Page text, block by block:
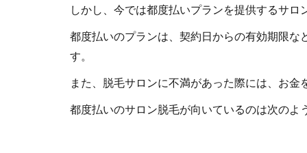
しかし、今では都度払いプランを提供するサロ
都度払いのプランは、契約日からの有効期限
す。
また、脱毛サロンに不満があった際には、お
都度払いのサロン脱毛が向いているのは次のよ